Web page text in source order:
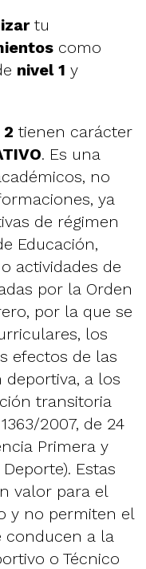
tu
como
nivel 1 y
2 tienen carácter
. Es una
no
ya
de régimen
Educación,
actividades de
por la Orden
por la que se
los
efectos de las
deportiva, a los
transitoria
2007, de 24
Primera y
Estas
valor para el
y no permiten el
conducen a la
o Técnico